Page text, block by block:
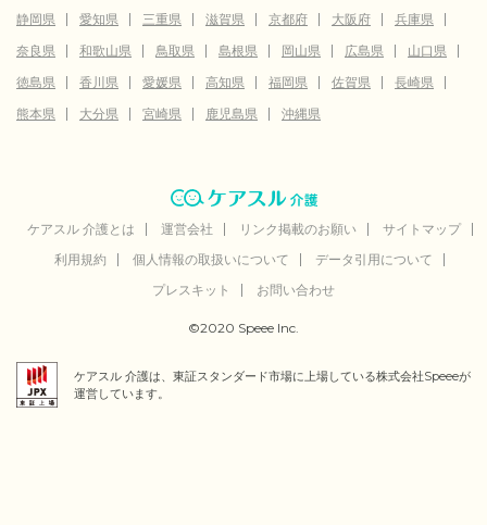
静岡県
愛知県 三重県 滋賀県 京都府 大阪府
兵庫県
奈良県
和歌山県 鳥取県 島根県 岡山県 広島県
山口県
徳島県
香川県 愛媛県 高知県 福岡県 佐賀県
長崎県
熊本県
大分県 宮崎県 鹿児島県 沖縄県
ケアスル 介護とは 運営会社 リンク掲載のお願い
サイトマップ
利用規約
個人情報の取扱いについて
データ引用について
プレスキット
お問い合わせ
©2020 Speee Inc.
ケアスル 介護は、東証スタンダード市場に上場している株式会社Speeeが
運営しています。